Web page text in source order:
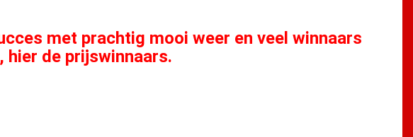
met prachtig mooi weer en veel winnaars
hier de prijswinnaars.